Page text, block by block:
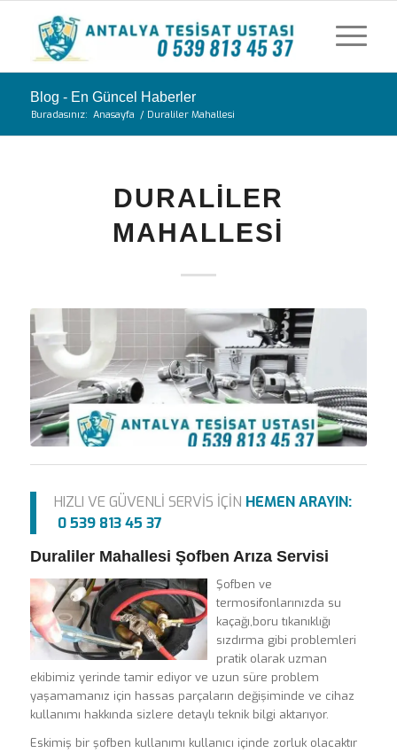
Blog - En Güncel Haberler
Buradasınız: Anasayfa / Duraliler Mahallesi
DURALILER
MAHALLESI
HIZLI VE GÜVENLİ SERVİS İÇİN HEMEN ARAYIN:
0 539 813 45 37
Duraliler Mahallesi Şofben Arıza Servisi
Şofben ve
termosifonlarınızda su
kaçağı,boru tıkanıklığı
sızdırma gibi problemleri
pratik olarak uzman
ekibimiz yerinde tamir ediyor ve uzun süre problem
yaşamamanız için hassas parçaların değişiminde ve cihaz
kullanımı hakkında sizlere detaylı teknik bilgi aktarıyor.
Eskimiş bir şofben kullanımı kullanıcı içinde zorluk olacaktır